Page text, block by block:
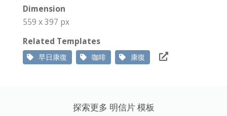
Dimension
559 x 397 px
Related Templates
早日康復 咖啡 康復
探索更多 明信片 模板